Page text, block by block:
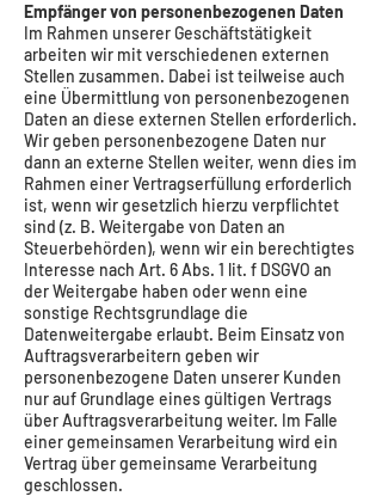
Empfänger von personenbezogenen Daten
Im Rahmen unserer Geschäftstätigkeit
arbeiten wir mit verschiedenen externen
Stellen zusammen. Dabei ist teilweise auch
eine Übermittlung von personenbezogenen
Daten an diese externen Stellen erforderlich.
Wir geben personenbezogene Daten nur
dann an externe Stellen weiter, wenn dies im
Rahmen einer Vertragserfüllung erforderlich
ist, wenn wir gesetzlich hierzu verpflichtet
sind (z. B. Weitergabe von Daten an
Steuerbehörden), wenn wir ein berechtigtes
Interesse nach Art. 6 Abs. 1 lit. f DSGVO an
der Weitergabe haben oder wenn eine
sonstige Rechtsgrundlage die
Datenweitergabe erlaubt. Beim Einsatz von
Auftragsverarbeitern geben wir
personenbezogene Daten unserer Kunden
nur auf Grundlage eines gültigen Vertrags
über Auftragsverarbeitung weiter. Im Falle
einer gemeinsamen Verarbeitung wird ein
Vertrag über gemeinsame Verarbeitung
geschlossen.